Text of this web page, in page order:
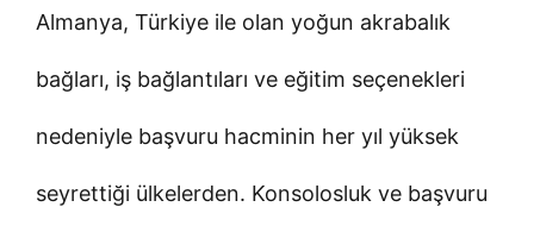
Almanya, Türkiye ile olan yoğun akrabalık
bağları, iş bağlantıları ve eğitim seçenekleri
nedeniyle başvuru hacminin her yıl yüksek
seyrettiği ülkelerden. Konsolosluk ve başvuru